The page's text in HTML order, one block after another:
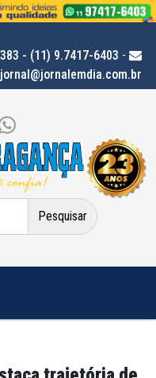
- (11) 9.7417-6403 -
jornal@jornalemdia.com.br